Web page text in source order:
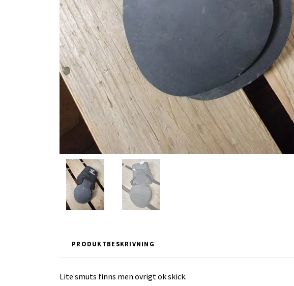
PRODUKTBESKRIVNING
Lite smuts finns men övrigt ok skick.